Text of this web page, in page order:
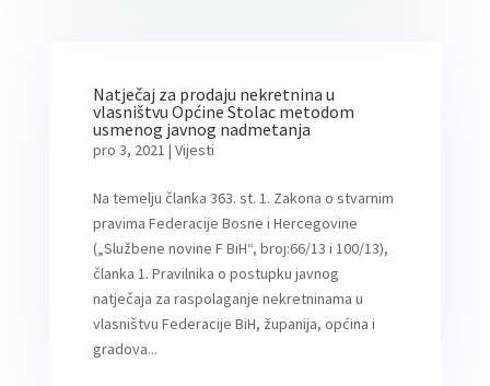
Natječaj za prodaju nekretnina u
vlasništvu Općine Stolac metodom
usmenog javnog nadmetanja
pro 3, 2021 | Vijesti
Na temelju članka 363. st. 1. Zakona o stvarnim
pravima Federacije Bosne i Hercegovine
(„Službene novine F BiH“, broj:66/13 i 100/13),
članka 1. Pravilnika o postupku javnog
natječaja za raspolaganje nekretninama u
vlasništvu Federacije BiH, županija, općina i
gradova...